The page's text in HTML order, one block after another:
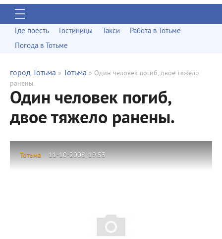
Где поесть Гостиницы Такси
Работа в Тотьме
Погода в Тотьме
город Тотьма » Тотьма » Один человек погиб, двое тяжело
ранены.
Один человек погиб,
двое тяжело ранены.
Тотьма 11-10-2008, 19:53